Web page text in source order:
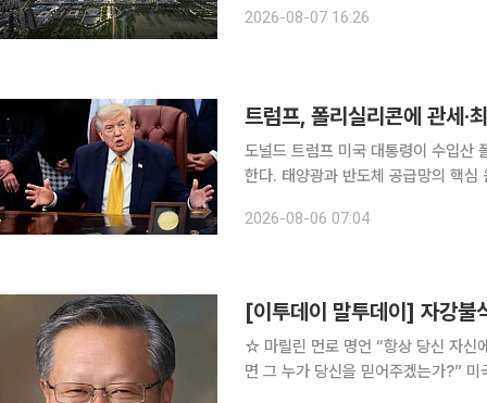
신규 반도체 생산시설을 건설한다.
2026-08-07 16:26
트럼프, 폴리실리콘에 관세
도널드 트럼프 미국 대통령이 수입산
한다. 태양광과 반도체 공급망의 핵심
룸버그통신에 따르면 미국 행정부 내
2026-08-06 07:04
[이투데이 말투데이] 자강
☆ 마릴린 먼로 명언 “항상 당신 자신에 대한 믿음을 가져라. 만약 당신이 당신 스스로를 믿지 않으
면 그 누가 당신을 믿어주겠는가?” 미국 배우. 고아원에서 자라기도 한 그녀는 어린 시절 성폭행을